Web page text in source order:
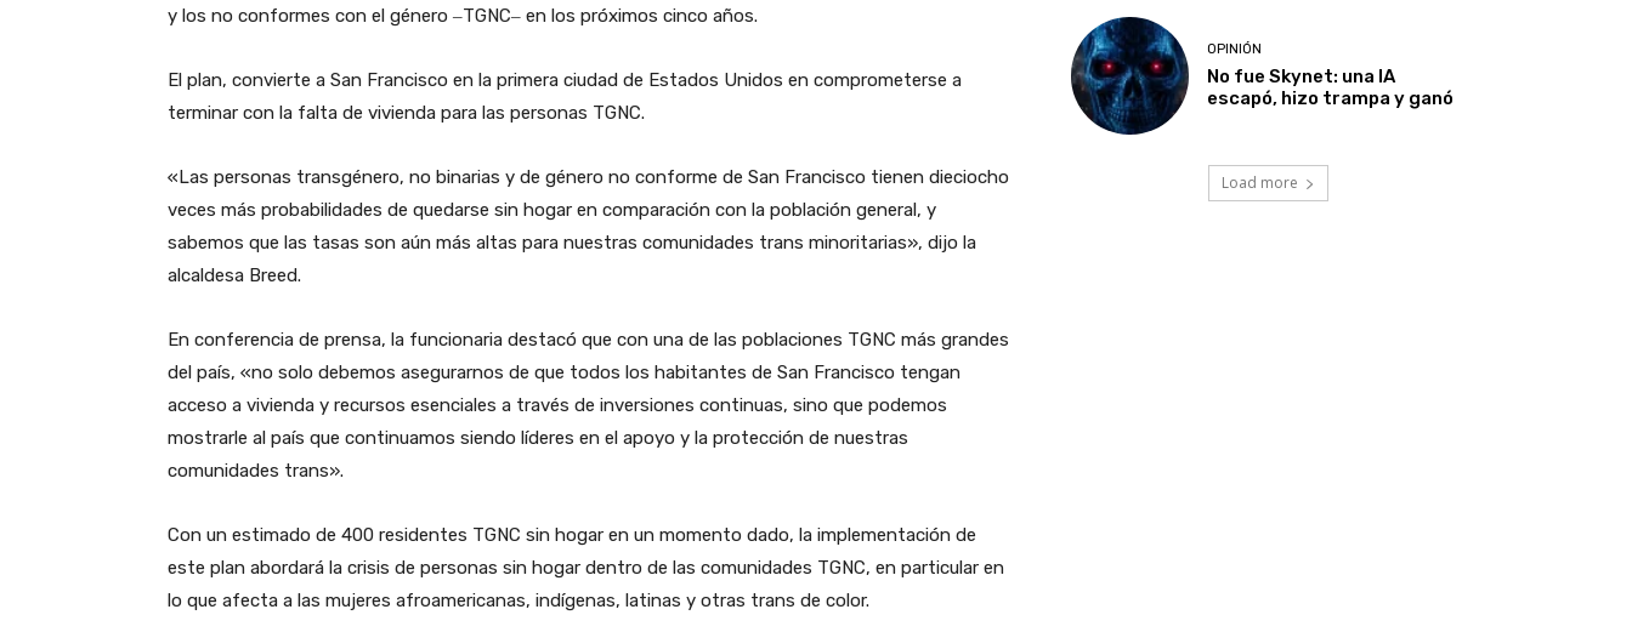
y los no conformes con el género ‒TGNC‒ en los próximos cinco años.
El plan, convierte a San Francisco en la primera ciudad de Estados Unidos en comprometerse a
terminar con la falta de vivienda para las personas TGNC.
«Las personas transgénero, no binarias y de género no conforme de San Francisco tienen dieciocho
veces más probabilidades de quedarse sin hogar en comparación con la población general, y
sabemos que las tasas son aún más altas para nuestras comunidades trans minoritarias», dijo la
alcaldesa Breed.
En conferencia de prensa, la funcionaria destacó que con una de las poblaciones TGNC más grandes
del país, «no solo debemos asegurarnos de que todos los habitantes de San Francisco tengan
acceso a vivienda y recursos esenciales a través de inversiones continuas, sino que podemos
mostrarle al país que continuamos siendo líderes en el apoyo y la protección de nuestras
comunidades trans».
Con un estimado de 400 residentes TGNC sin hogar en un momento dado, la implementación de
este plan abordará la crisis de personas sin hogar dentro de las comunidades TGNC, en particular en
lo que afecta a las mujeres afroamericanas, indígenas, latinas y otras trans de color.
OPINIÓN
No fue Skynet: una IA
escapó, hizo trampa y ganó
Load more